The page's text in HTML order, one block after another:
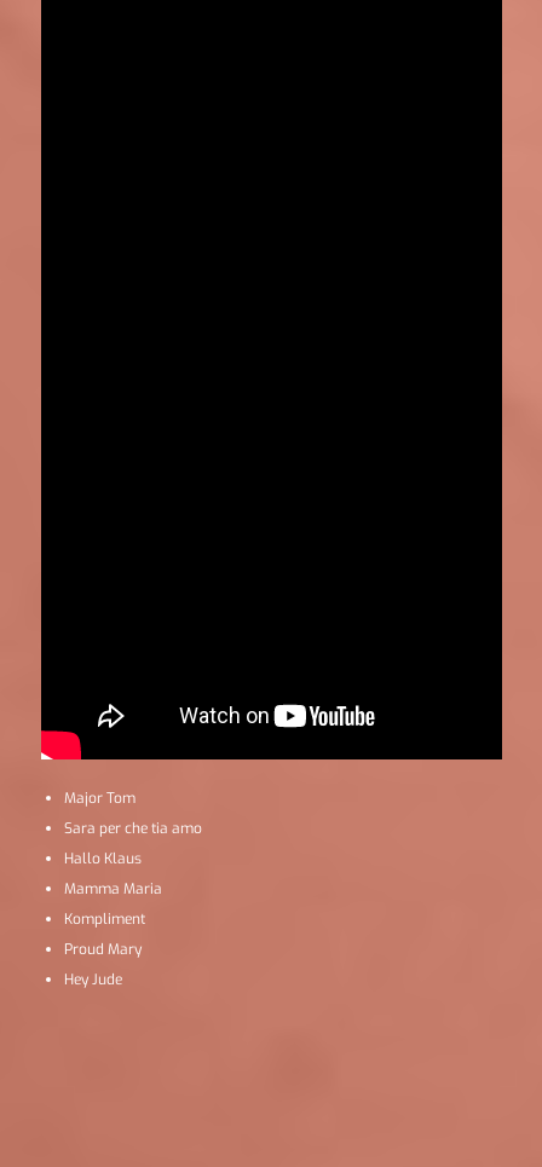
Major Tom
Sara per che tia amo
Hallo Klaus
Mamma Maria
Kompliment
Proud Mary
Hey Jude